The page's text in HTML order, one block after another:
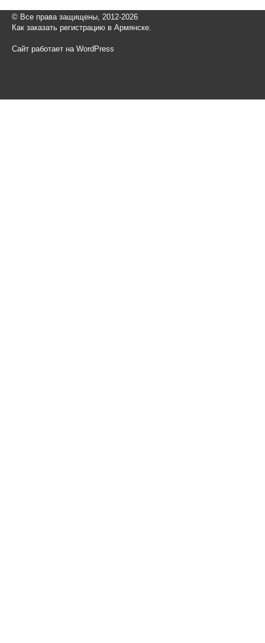
© Все права защищены, 2012-2026
Как заказать регистрацию в Армянске.
Сайт работает на WordPress